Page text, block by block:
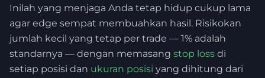
Inilah yang menjaga Anda tetap hidup cukup lama
agar edge sempat membuahkan hasil. Risikokan
jumlah kecil yang tetap per trade — 1% adalah
standarnya — dengan memasang stop loss di
setiap posisi dan ukuran posisi yang dihitung dari